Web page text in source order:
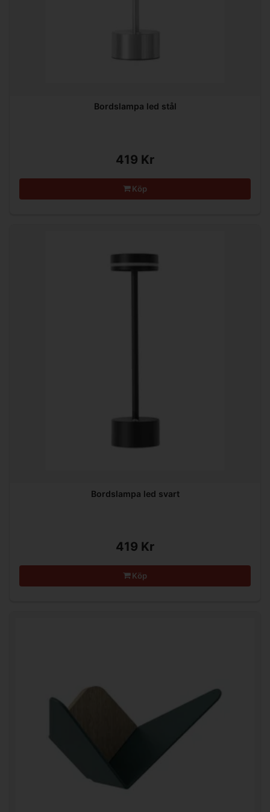
Bordslampa led stål
419 Kr
Köp
Bordslampa led svart
419 Kr
Köp